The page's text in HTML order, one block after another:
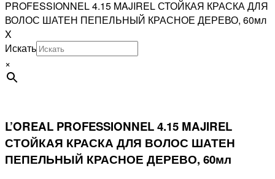
PROFESSIONNEL 4.15 MAJIREL СТОЙКАЯ КРАСКА ДЛЯ
ВОЛОС ШАТЕН ПЕПЕЛЬНЫЙ КРАСНОЕ ДЕРЕВО, 60мл
X
Искать
×
L’OREAL PROFESSIONNEL 4.15 MAJIREL
СТОЙКАЯ КРАСКА ДЛЯ ВОЛОС ШАТЕН
ПЕПЕЛЬНЫЙ КРАСНОЕ ДЕРЕВО, 60мл